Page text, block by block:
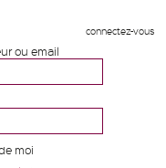
connectez-vous
ou email
moi